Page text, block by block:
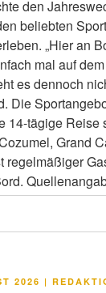
den
beliebten
„Hier an
mal auf
es dennoch
Die
14-tägige
Grand
2026 |